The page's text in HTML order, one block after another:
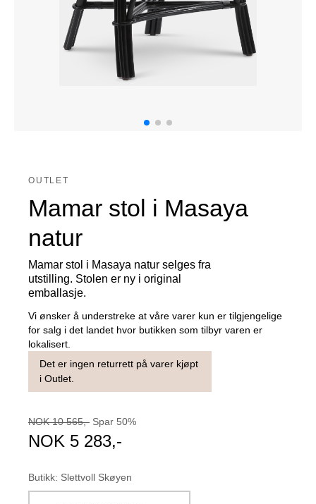
OUTLET
Mamar stol i Masaya
natur
Mamar stol i Masaya natur selges fra
utstilling. Stolen er ny i original
emballasje.
Vi ønsker å understreke at våre varer kun er tilgjengelige
for salg i det landet hvor butikken som tilbyr varen er
lokalisert.
Det er ingen returrett på varer kjøpt
i Outlet.
NOK 10 565,- Spar 50%
NOK 5 283,-
Butikk: Slettvoll Skøyen